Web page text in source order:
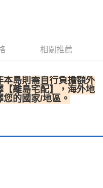
運費
相關推薦
島則需自行負擔額外
離島宅配】，海外地
的國家/地區。